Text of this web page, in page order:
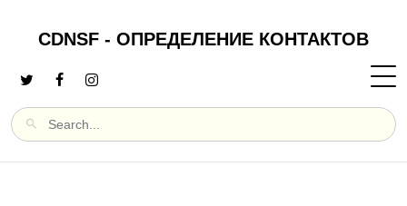
CDNSF - ОПРЕДЕЛЕНИЕ КОНТАКТОВ